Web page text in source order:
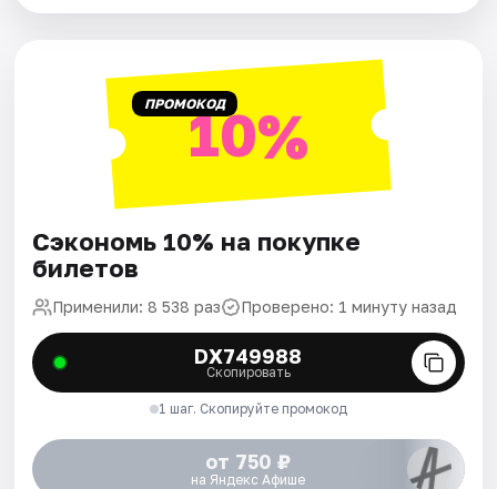
ПРОМОКОД10%
Сэкономь 10% на покупке
билетов
Применили: 8 538 раз Проверено: 1 минуту назад
DX749988
Скопировать
1 шаг. Скопируйте промокод
от 750 ₽
на Яндекс Афише